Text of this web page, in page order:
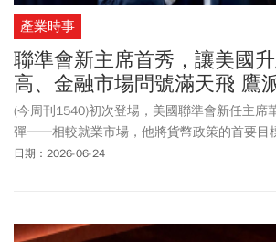
產業時事
聯準會新主席首秀，讓美國
高、金融市場問號滿天飛 鷹
(今周刊1540)初次登場，美國聯準會新任主席
彈──相較就業市場，他將貨幣政策的首要目
之而來的是，升息預期扶搖直上，聯準會立場
日期：2026-06-24